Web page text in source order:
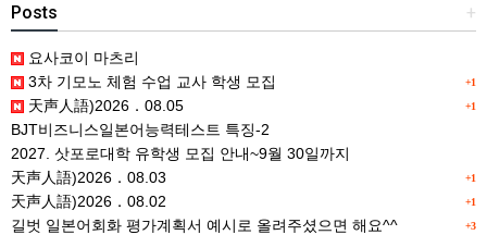
+
Posts
요사코이 마츠리
+1
3차 기모노 체험 수업 교사 학생 모집
+1
天声人語)2026．08.05
BJT비즈니스일본어능력테스트 특징-2
2027. 삿포로대학 유학생 모집 안내~9월 30일까지
+1
天声人語)2026．08.03
+1
天声人語)2026．08.02
+3
길벗 일본어회화 평가계획서 예시로 올려주셨으면 해요^^